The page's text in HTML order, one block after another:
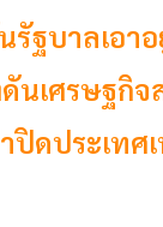
ฐบาลเอา
นเศรษฐกิ
ปิดประเท